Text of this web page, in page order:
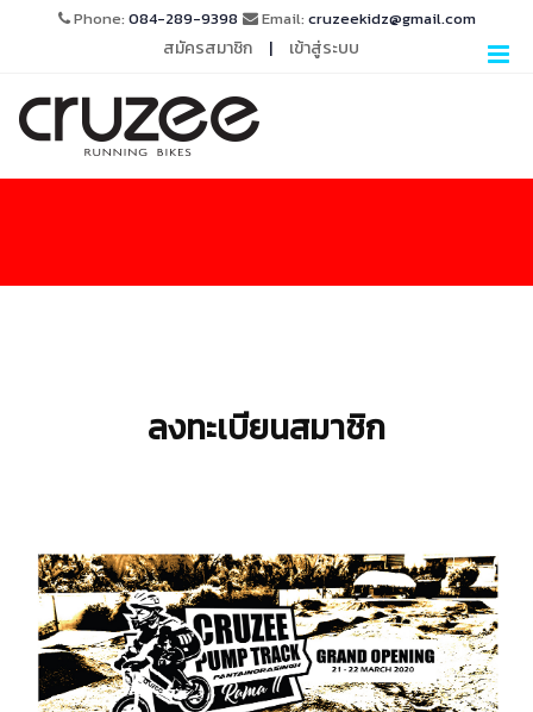
Phone: 084-289-9398 Email: cruzeekidz@gmail.com
สมัครสมาชิก | เข้าสู่ระบบ
ลงทะเบียนสมาชิก